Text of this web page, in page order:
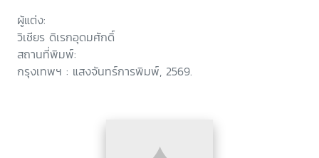
ผู้แต่ง:
วิเชียร ดิเรกอุดมศักดิ์
สถานที่พิมพ์:
กรุงเทพฯ : แสงจันทร์การพิมพ์, 2569.